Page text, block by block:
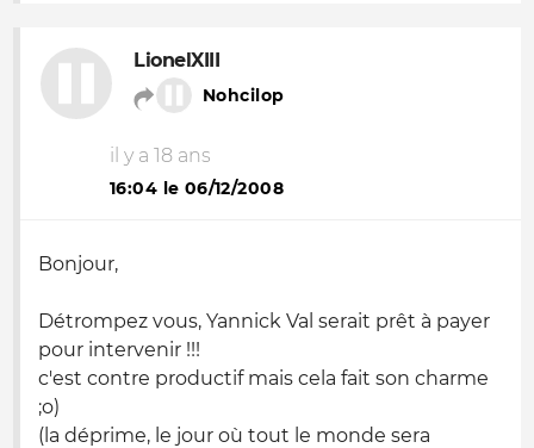
LionelXIII
Nohcilop
il y a 18 ans
16:04 le 06/12/2008
Bonjour,
Détrompez vous, Yannick Val serait prêt à payer
pour intervenir !!!
c'est contre productif mais cela fait son charme
;o)
(la déprime, le jour où tout le monde sera